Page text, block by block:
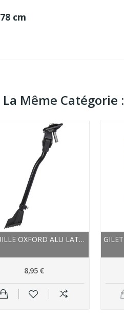
cm
Même Catégorie :
BÉQUILLE OXFORD ALU LATÉRALE BIGFOOT NOIRE
8,95 €